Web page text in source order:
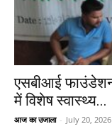
एसबीआई
में विशेष स्वास्थ्य...
आज का उजाला - July 20, 2026